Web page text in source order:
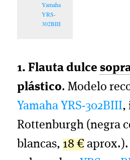
Yamaha
YRS-
302BIII
1. Flauta dulce
plástico. Modelo
Yamaha YRS-302BIII,
Rottenburgh (negra
blancas, 18 €